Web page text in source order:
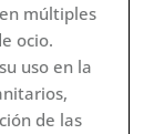
múltiples
ocio.
uso en la
de las